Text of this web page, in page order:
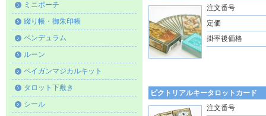
ミニポーチ
綴り帳・御朱印帳
ペンデュラム
ルーン
ペイガンマジカルキット
タロット下敷き
シール
注文番号
定価
掛率後価格
ピクトリアルキータロットカード
注文番号